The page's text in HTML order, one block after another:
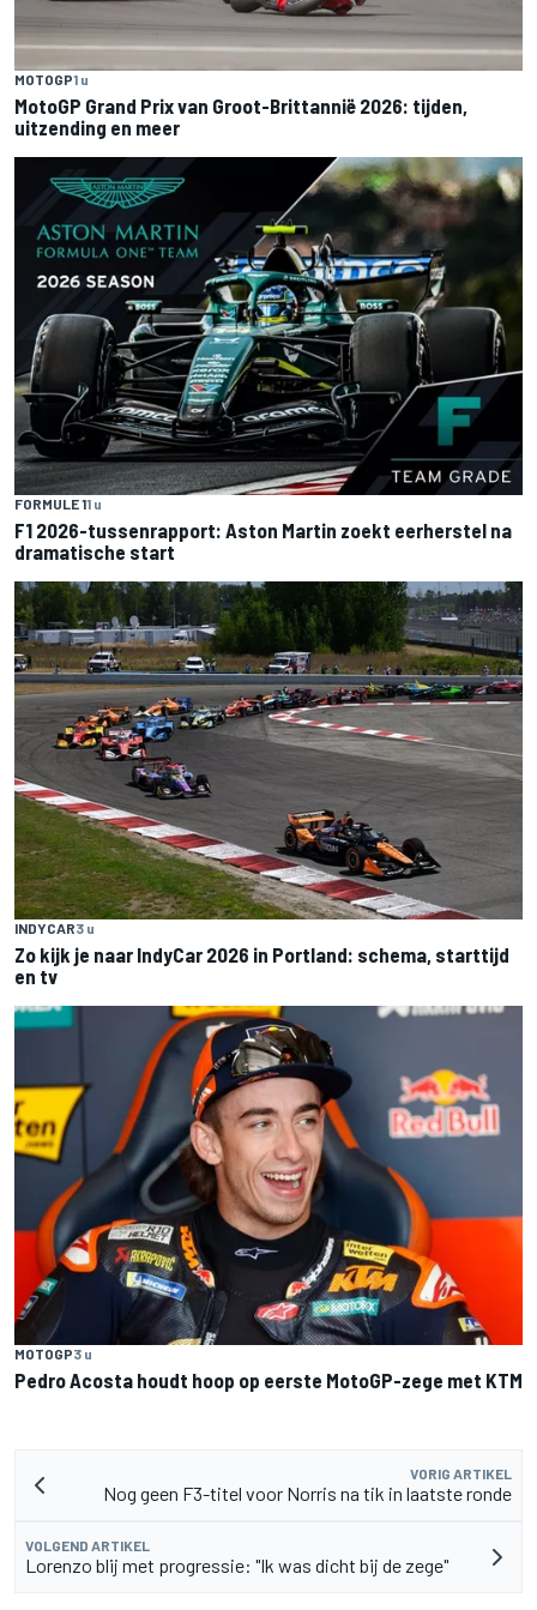
MOTOGP1 u
MotoGP Grand Prix van Groot-Brittannië 2026: tijden,
uitzending en meer
FORMULE 11 u
F1 2026-tussenrapport: Aston Martin zoekt eerherstel na
dramatische start
INDYCAR3 u
Zo kijk je naar IndyCar 2026 in Portland: schema, starttijd
en tv
MOTOGP3 u
Pedro Acosta houdt hoop op eerste MotoGP-zege met KTM
VORIG ARTIKEL
Nog geen F3-titel voor Norris na tik in laatste ronde
VOLGEND ARTIKEL
Lorenzo blij met progressie: "Ik was dicht bij de zege"